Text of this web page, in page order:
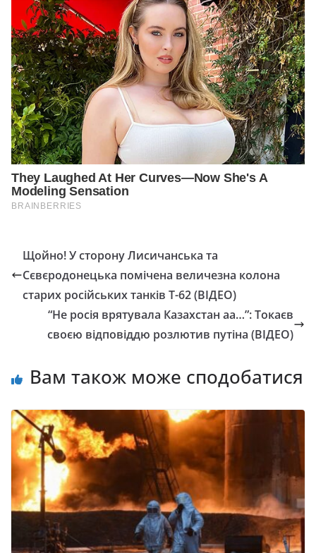
Щойно! У сторону Лисичанська та
Сєвєродонецька помічена величезна колона
старих російських танків Т-62 (ВІДЕО)
“Не росія врятувала Казахстан аа…”: Токаєв
своєю відповіддю розлютив путіна (ВІДЕО)
Вам також може сподобатися